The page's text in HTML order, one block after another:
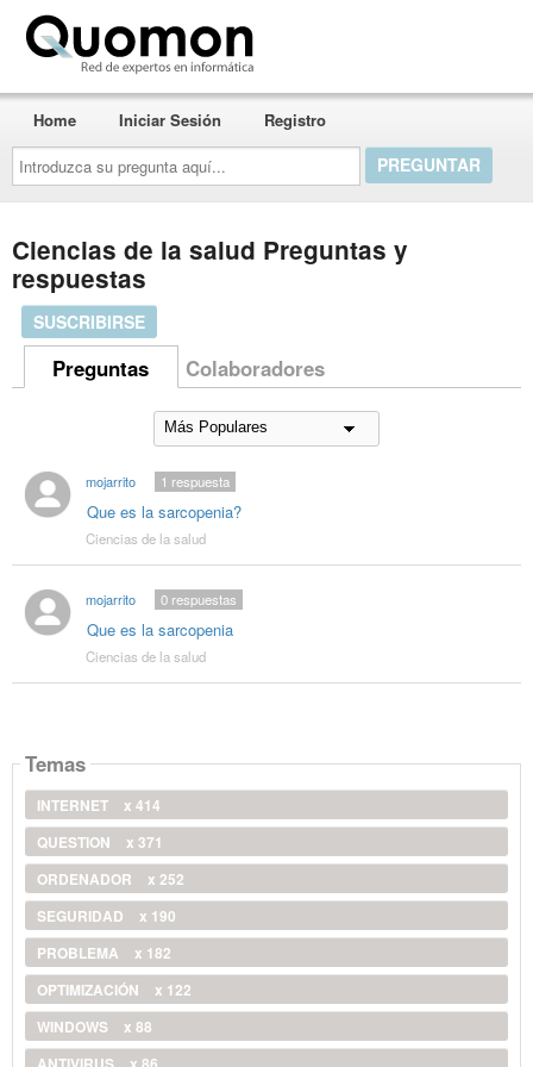
Introduzca
su
pregunta
aquí...
Home Iniciar Sesión Registro
Ciencias de la salud Preguntas y
respuestas
SUSCRIBIRSE
Preguntas Colaboradores
mojarrito
Que es la sarcopenia?
1 respuesta
Ciencias de la salud
mojarrito
Que es la sarcopenia
0respuestas
Ciencias de la salud
Temas
INTERNET
x 414
QUESTION
x 371
ORDENADOR
x 252
SEGURIDAD
x 190
PROBLEMA
x 182
OPTIMIZACIÓN
x 122
WINDOWS
x 88